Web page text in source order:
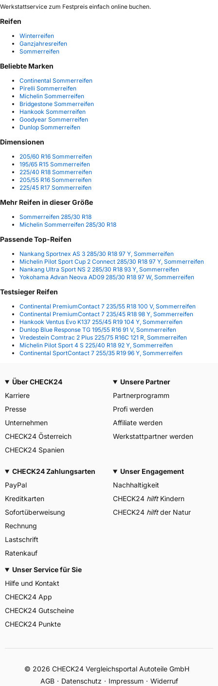
Werkstattservice zum Festpreis einfach online buchen.
Reifen
Winterreifen
Ganzjahresreifen
Sommerreifen
Beliebte Marken
Continental Sommerreifen
Pirelli Sommerreifen
Michelin Sommerreifen
Bridgestone Sommerreifen
Hankook Sommerreifen
Goodyear Sommerreifen
Dunlop Sommerreifen
Dimensionen
205/60 R16 Sommerreifen
195/65 R15 Sommerreifen
225/40 R18 Sommerreifen
205/55 R16 Sommerreifen
225/45 R17 Sommerreifen
Mehr Reifen in dieser Größe
Sommerreifen 285/30 R18
Michelin Sommerreifen 285/30 R18
Passende Top-Reifen
Nankang Sportnex AS 3 285/30 R18 97 Y, Sommerreifen
Michelin Pilot Sport Cup 2 Connect 285/30 R18 97 Y, Sommerreifen
Nankang Ultra Sport NS 2 285/30 R18 93 Y, Sommerreifen
Yokohama Advan Neova AD09 285/30 R18 97 W, Sommerreifen
Testsieger Reifen
Continental PremiumContact 7 235/55 R18 100 V, Sommerreifen
Continental PremiumContact 7 235/45 R18 98 Y, Sommerreifen
Hankook Ventus Evo K137 255/45 R19 104 Y, Sommerreifen
Dunlop Blue Response TG 195/55 R16 91 V, Sommerreifen
Vredestein Comtrac 2 Plus 225/75 R16C 121 R, Sommerreifen
Michelin Pilot Sport 4 S 225/40 R18 92 Y, Sommerreifen
Continental SportContact 7 255/35 R19 96 Y, Sommerreifen
Über CHECK24
Karriere
Presse
Unternehmen
CHECK24 Österreich
CHECK24 Spanien
Unsere Partner
Partnerprogramm
Profi werden
Affiliate werden
Werkstattpartner werden
CHECK24 Zahlungsarten
PayPal
Kreditkarten
Sofortüberweisung
Rechnung
Lastschrift
Ratenkauf
Unser Engagement
Nachhaltigkeit
CHECK24 hilftKindern
CHECK24 hilftder Natur
Unser Service für Sie
Hilfe und Kontakt
CHECK24 App
CHECK24 Gutscheine
CHECK24 Punkte
© 2026 CHECK24 Vergleichsportal Autoteile GmbH
AGB
Datenschutz Impressum Widerruf